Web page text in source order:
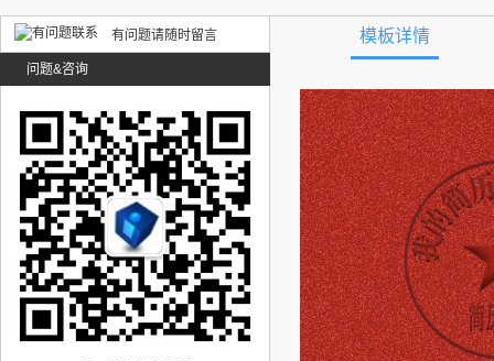
有问题请随时留言
问题&咨询
模板详情